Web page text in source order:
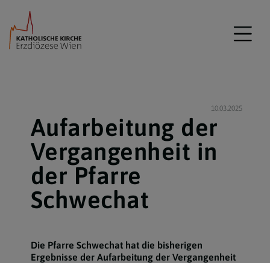
10.03.2025
Aufarbeitung der
Vergangenheit in
der Pfarre
Schwechat
Die Pfarre Schwechat hat die bisherigen
Ergebnisse der Aufarbeitung der Vergangenheit